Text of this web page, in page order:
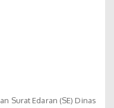
Surat Edaran (SE) Dinas